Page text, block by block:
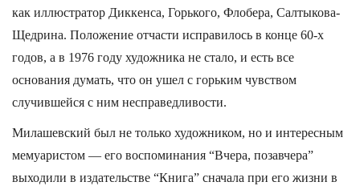
как иллюстратор Диккенса, Горького, Флобера, Салтыкова-
Щедрина. Положение отчасти исправилось в конце 60-х
годов, а в 1976 году художника не стало, и есть все
основания думать, что он ушел с горьким чувством
случившейся с ним несправедливости.
Милашевский был не только художником, но и интересным
мемуаристом — его воспоминания “Вчера, позавчера”
выходили в издательстве “Книга” сначала при его жизни в